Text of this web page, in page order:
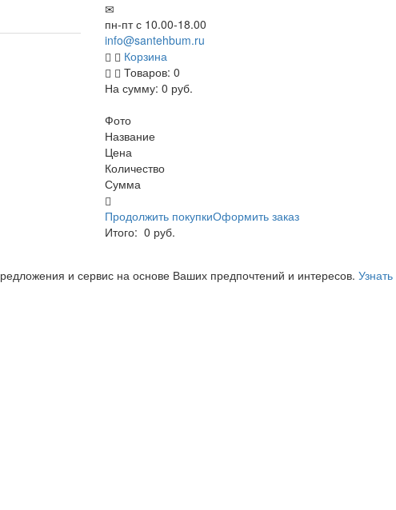
пн-пт с 10.00-18.00
info@santehbum.ru
Корзина
Товаров: 0
На сумму: 0 руб.
Фото
Название
Цена
Количество
Сумма
Продолжить покупкиОформить заказ
Итого: 0 руб.
и сервис на основе Ваших предпочтений и интересов. Узнать